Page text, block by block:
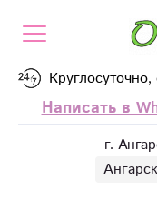
Написать в
г.